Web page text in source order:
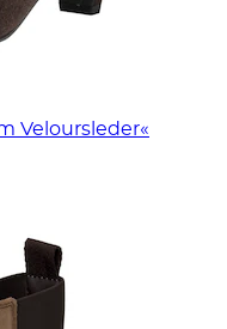
Veloursleder«